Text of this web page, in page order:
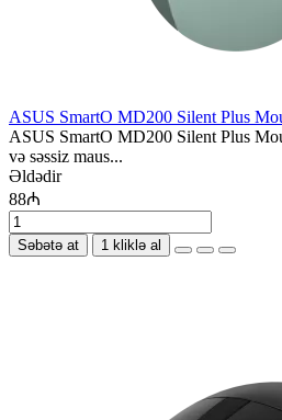
ASUS SmartO MD200 Silent Plus
ASUS SmartO MD200 Silent Plus
və səssiz maus...
Əldədir
88₼
Səbətə at 1 kliklə al